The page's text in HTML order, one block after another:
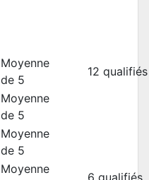
Moyenne
de 5
12 qualifiés
Moyenne
de 5
Moyenne
de 5
Moyenne
6 qualifiés